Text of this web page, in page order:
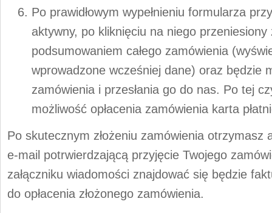
Po prawidłowym wypełnieniu formularza
aktywny, po kliknięciu na niego
podsumowaniem całego zamówienia
wprowadzone wcześniej dane) oraz będzie
zamówienia i przesłania go do nas. Po tej
możliwość opłacenia zamówienia karta
Po skutecznym złożeniu zamówienia otrzymasz
e-mail potrwierdzającą przyjęcie Twojego
załączniku wiadomości znajdować się będzie
do opłacenia złożonego zamówienia.